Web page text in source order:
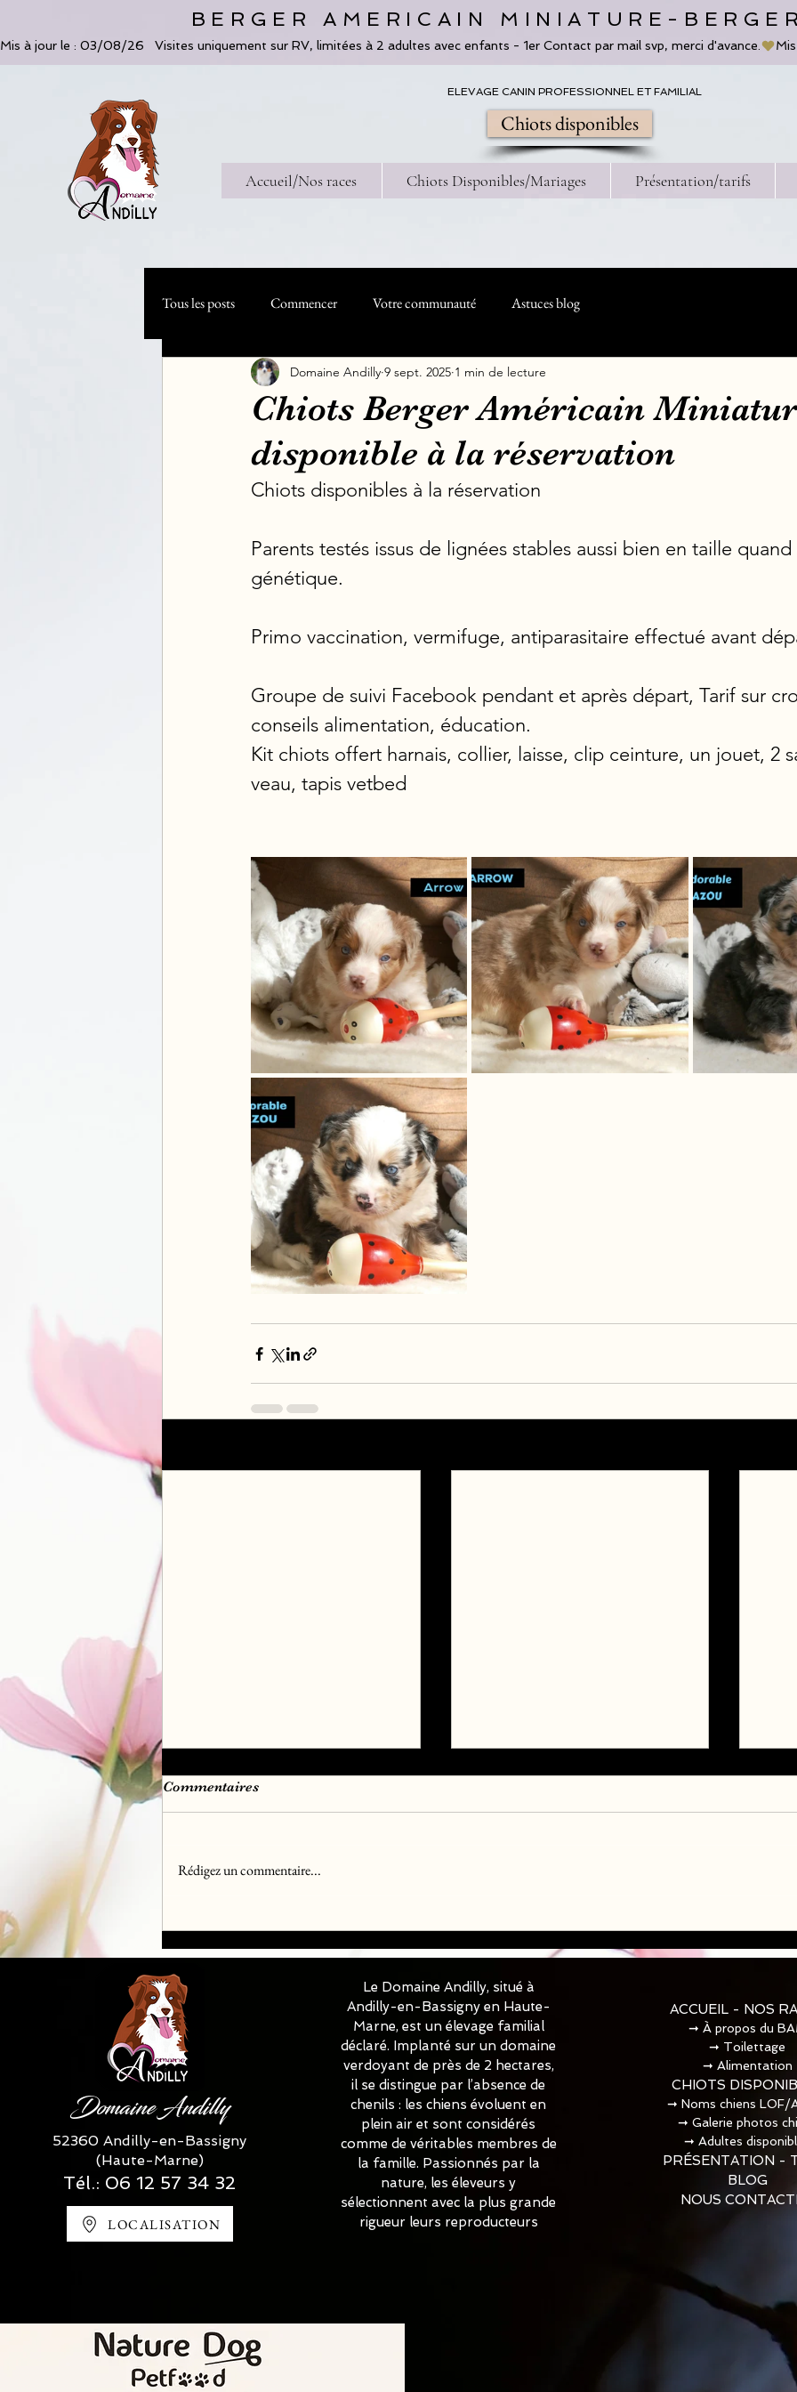
BERGER AMERICAIN MINIATURE-
Mis à jour le : 03/08/26   Visites uniquement sur RV, limitées à 2 adultes avec enfants - 1er Contact par mail svp, merci d'avance.
ELEVAGE CANIN PROFESSIONNEL ET FAMILIAL
Chiots disponibles
Accueil/Nos races Chiots Disponibles/Mariages Présentation/tarifs
Tous les posts Commencer Votre communauté Astuces blog
Chiots Berger Américain
disponible à la réservation
Domaine Andilly 9 sept. 2025 1 min de lecture
Chiots disponibles à la réservation
Parents testés issus de lignées stables aussi bien en taille
génétique.
Primo vaccination, vermifuge, antiparasitaire effectué avant
Groupe de suivi Facebook pendant et après départ, Tarif sur
conseils alimentation, éducation.
Kit chiots offert harnais, collier, laisse, clip ceinture, un jouet, 2
veau, tapis vetbed
♀️♂️✅✅✅
✅✅✅
Commentaires
Rédigez un commentaire...
Domaine Andilly
52360 Andilly-en-Bassigny
(Haute-Marne)
Tél.: 06 12 57 34 32
LOCALISATION
Le Domaine Andilly, situé à
Andilly-en-Bassigny en Haute-
Marne, est un élevage familial
déclaré. Implanté sur un domaine
verdoyant de près de 2 hectares,
il se distingue par l’absence de
chenils : les chiens évoluent en
plein air et sont considérés
comme de véritables membres de
la famille. Passionnés par la
nature, les éleveurs y
sélectionnent avec la plus grande
rigueur leurs reproducteurs
ACCUEIL - NOS
➞ À propos du
➞ Toilettage​
➞ Alimentation
CHIOTS
➞ Noms chiens LOF/
➞ Galerie photos
➞ Adultes
PRÉSENTATION -
BLOG
NOUS